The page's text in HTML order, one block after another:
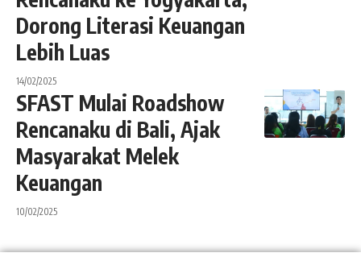
Dorong Literasi Keuangan
Lebih Luas
14/02/2025
SFAST Mulai Roadshow
Rencanaku di Bali, Ajak
Masyarakat Melek
Keuangan
10/02/2025